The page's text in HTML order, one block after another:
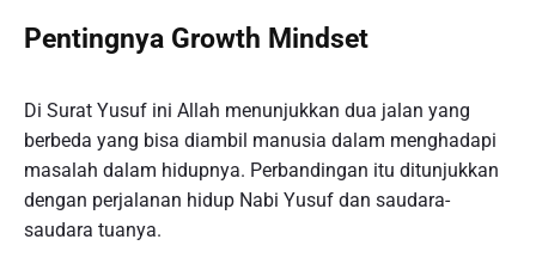
Pentingnya Growth Mindset
Di Surat Yusuf ini Allah menunjukkan dua jalan yang
berbeda yang bisa diambil manusia dalam menghadapi
masalah dalam hidupnya. Perbandingan itu ditunjukkan
dengan perjalanan hidup Nabi Yusuf dan saudara-
saudara tuanya.